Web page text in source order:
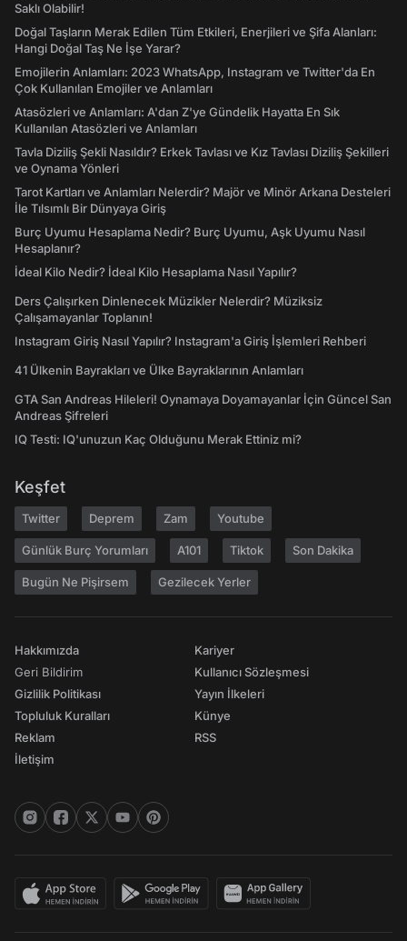
Saklı Olabilir!
Doğal Taşların Merak Edilen Tüm Etkileri, Enerjileri ve Şifa Alanları:
Hangi Doğal Taş Ne İşe Yarar?
Emojilerin Anlamları: 2023 WhatsApp, Instagram ve Twitter'da En
Çok Kullanılan Emojiler ve Anlamları
Atasözleri ve Anlamları: A'dan Z'ye Gündelik Hayatta En Sık
Kullanılan Atasözleri ve Anlamları
Tavla Diziliş Şekli Nasıldır? Erkek Tavlası ve Kız Tavlası Diziliş Şekilleri
ve Oynama Yönleri
Tarot Kartları ve Anlamları Nelerdir? Majör ve Minör Arkana Desteleri
İle Tılsımlı Bir Dünyaya Giriş
Burç Uyumu Hesaplama Nedir? Burç Uyumu, Aşk Uyumu Nasıl
Hesaplanır?
İdeal Kilo Nedir? İdeal Kilo Hesaplama Nasıl Yapılır?
Ders Çalışırken Dinlenecek Müzikler Nelerdir? Müziksiz
Çalışamayanlar Toplanın!
Instagram Giriş Nasıl Yapılır? Instagram'a Giriş İşlemleri Rehberi
41 Ülkenin Bayrakları ve Ülke Bayraklarının Anlamları
GTA San Andreas Hileleri! Oynamaya Doyamayanlar İçin Güncel San
Andreas Şifreleri
IQ Testi: IQ'unuzun Kaç Olduğunu Merak Ettiniz mi?
Keşfet
Twitter Deprem Zam Youtube
Günlük Burç Yorumları A101 Tiktok Son Dakika
Bugün Ne Pişirsem Gezilecek Yerler
Hakkımızda
Geri Bildirim
Gizlilik Politikası
Topluluk Kuralları
Reklam
İletişim
Kariyer
Kullanıcı Sözleşmesi
Yayın İlkeleri
Künye
RSS